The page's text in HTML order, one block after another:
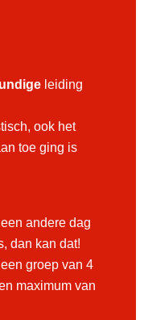
leiding
ook het
toe ging is
andere dag
dan kan dat!
groep van 4
maximum van